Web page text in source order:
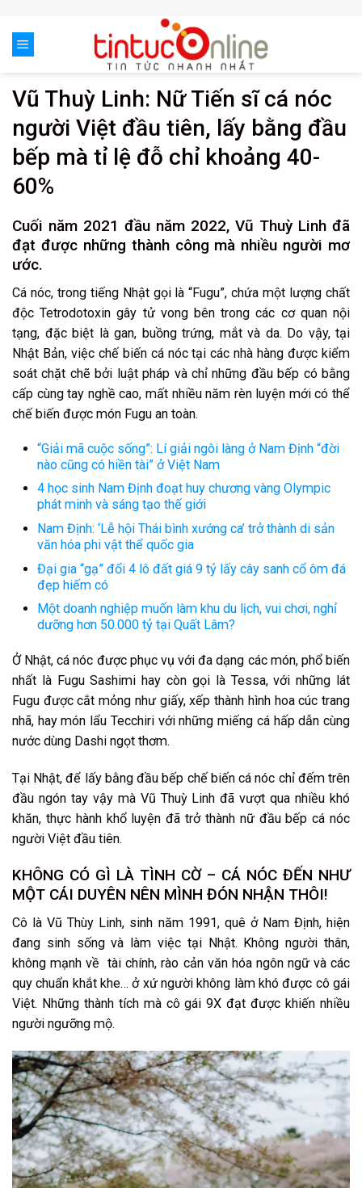
content
Vũ Thuỳ Linh: Nữ Tiến sĩ cá nóc
người Việt đầu tiên, lấy bằng đầu
bếp mà tỉ lệ đỗ chỉ khoảng 40-
60%
Cuối năm 2021 đầu năm 2022, Vũ Thuỳ Linh đã
đạt được những thành công mà nhiều người mơ
ước.
Cá nóc, trong tiếng Nhật gọi là “Fugu”, chứa một lượng chất
độc Tetrodotoxin gây tử vong bên trong các cơ quan nội
tạng, đặc biệt là gan, buồng trứng, mắt và da. Do vậy, tại
Nhật Bản, việc chế biến cá nóc tại các nhà hàng được kiểm
soát chặt chẽ bởi luật pháp và chỉ những đầu bếp có bằng
cấp cùng tay nghề cao, mất nhiều năm rèn luyện mới có thể
chế biến được món Fugu an toàn.
“Giải mã cuộc sống”: Lí giải ngôi làng ở Nam Định “đời
nào cũng có hiền tài” ở Việt Nam
4 học sinh Nam Định đoạt huy chương vàng Olympic
phát minh và sáng tạo thế giới
Nam Định: ‘Lễ hội Thái bình xướng ca’ trở thành di sản
văn hóa phi vật thể quốc gia
Đại gia “gạ” đổi 4 lô đất giá 9 tỷ lấy cây sanh cổ ôm đá
đẹp hiếm có
Một doanh nghiệp muốn làm khu du lịch, vui chơi, nghỉ
dưỡng hơn 50.000 tỷ tại Quất Lâm?
Ở Nhật, cá nóc được phục vụ với đa dạng các món, phổ biến
nhất là Fugu Sashimi hay còn gọi là Tessa, với những lát
Fugu được cắt mỏng như giấy, xếp thành hình hoa cúc trang
nhã, hay món lẩu Tecchiri với những miếng cá hấp dẫn cùng
nước dùng Dashi ngọt thơm.
Tại Nhật, để lấy bằng đầu bếp chế biến cá nóc chỉ đếm trên
đầu ngón tay vậy mà Vũ Thuỳ Linh đã vượt qua nhiều khó
khăn, thực hành khổ luyện đã trở thành nữ đầu bếp cá nóc
người Việt đầu tiên.
KHÔNG CÓ GÌ LÀ TÌNH CỜ – CÁ NÓC ĐẾN NHƯ
MỘT CÁI DUYÊN NÊN MÌNH ĐÓN NHẬN THÔI!
Cô là Vũ Thùy Linh, sinh năm 1991, quê ở Nam Định, hiện
đang sinh sống và làm việc tại Nhật. Không người thân,
không mạnh về tài chính, rào cản văn hóa ngôn ngữ và các
quy chuẩn khắt khe… ở xứ người không làm khó được cô gái
Việt. Những thành tích mà cô gái 9X đạt được khiến nhiều
người ngưỡng mộ.